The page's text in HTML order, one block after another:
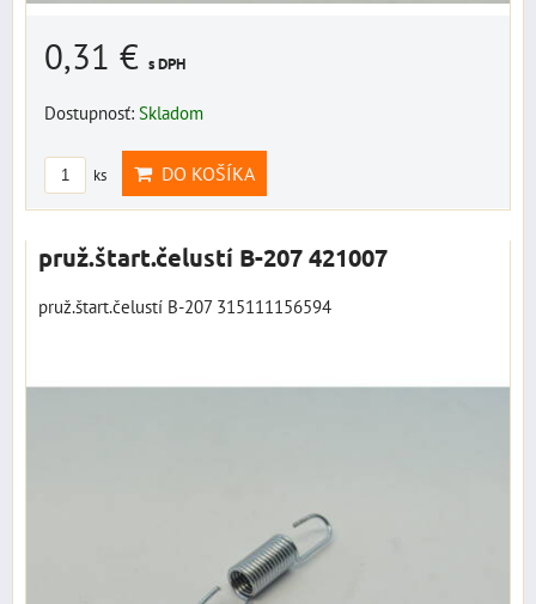
0,31 € s DPH
Dostupnosť: Skladom
ks DO KOŠÍKA
pruž.štart.čelustí B-207 421007
pruž.štart.čelustí B-207 315111156594